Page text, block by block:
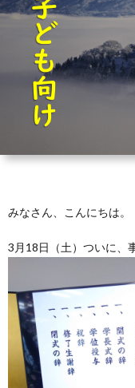
みなさん、こんにちは。
3月18日（土）ついに、